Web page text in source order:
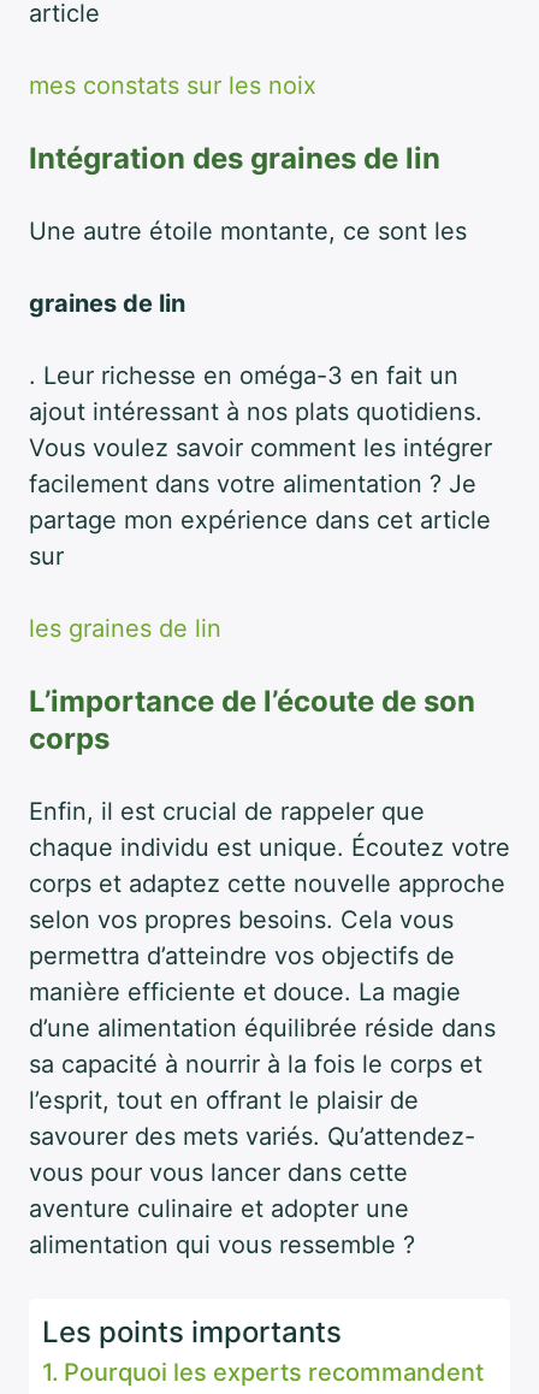
article
mes constats sur les noix
Intégration des graines de lin
Une autre étoile montante, ce sont les
graines de lin
. Leur richesse en oméga-3 en fait un
ajout intéressant à nos plats quotidiens.
Vous voulez savoir comment les intégrer
facilement dans votre alimentation ? Je
partage mon expérience dans cet article
sur
les graines de lin
L’importance de l’écoute de son
corps
Enfin, il est crucial de rappeler que
chaque individu est unique. Écoutez votre
corps et adaptez cette nouvelle approche
selon vos propres besoins. Cela vous
permettra d’atteindre vos objectifs de
manière efficiente et douce. La magie
d’une alimentation équilibrée réside dans
sa capacité à nourrir à la fois le corps et
l’esprit, tout en offrant le plaisir de
savourer des mets variés. Qu’attendez-
vous pour vous lancer dans cette
aventure culinaire et adopter une
alimentation qui vous ressemble ?
Les points importants
Pourquoi les experts recommandent